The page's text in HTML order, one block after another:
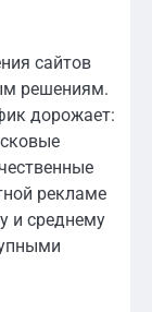
сайтов
решениям.
дорожает:
рекламе
и среднему